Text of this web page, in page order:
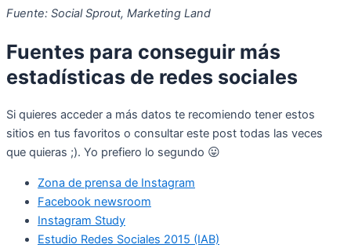
Fuente: Social Sprout, Marketing Land
Fuentes para conseguir más
estadísticas de redes sociales
Si quieres acceder a más datos te recomiendo tener estos
sitios en tus favoritos o consultar este post todas las veces
que quieras ;). Yo prefiero lo segundo 😛
Zona de prensa de Instagram
Facebook newsroom
Instagram Study
Estudio Redes Sociales 2015 (IAB)